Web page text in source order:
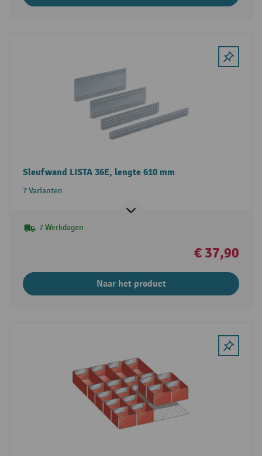
Sleufwand LISTA 36E, lengte 610 mm
7 Varianten
7 Werkdagen
€ 37,90
Naar het product